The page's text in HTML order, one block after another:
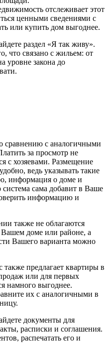
отслеживает этот
ценными сведениями с
или купить дом выгоднее.
раздел «Я так живу».
что связано с жильем: от
уровне закона до
с аналогичными
за просмотр не
с хозяевами. Размещение
ведь указывать такие
информация о доме и
сама добавит в Ваше
информацию и
также не облагаются
доме или районе, а
Вашего варианта можно
предлагает квартиры в
или для первых
намного выгоднее.
их с аналогичными в
документы для
расписки и соглашения.
распечатать его и